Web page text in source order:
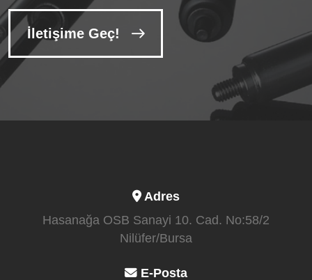
İletişime Geç!
Adres
Hasanağa OSB Sanayi 10. Cad. No:58/2
Nilüfer/Bursa
E-Posta